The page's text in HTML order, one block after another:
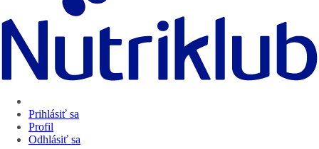
Prihlásiť sa
Profil
Odhlásiť sa